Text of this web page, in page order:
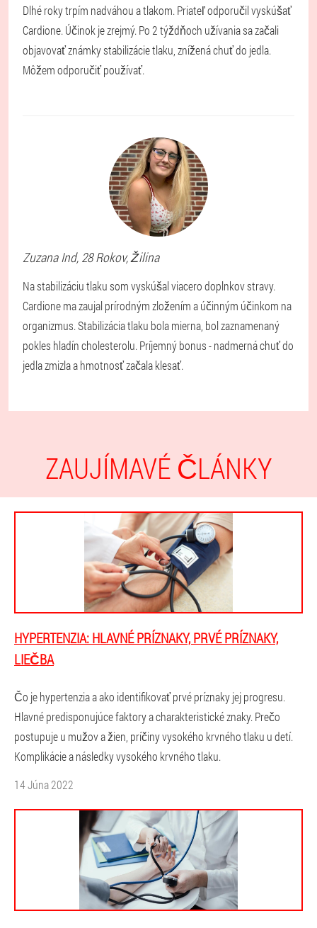
Dlhé roky trpím nadváhou a tlakom. Priateľ odporučil vyskúšať
Cardione. Účinok je zrejmý. Po 2 týždňoch užívania sa začali
objavovať známky stabilizácie tlaku, znížená chuť do jedla.
Môžem odporučiť používať.
Zuzana Ind, 28 Rokov,Žilina
Na stabilizáciu tlaku som vyskúšal viacero doplnkov stravy.
Cardione ma zaujal prírodným zložením a účinným účinkom na
organizmus. Stabilizácia tlaku bola mierna, bol zaznamenaný
pokles hladín cholesterolu. Príjemný bonus - nadmerná chuť do
jedla zmizla a hmotnosť začala klesať.
ZAUJÍMAVÉ ČLÁNKY
HYPERTENZIA: HLAVNÉ PRÍZNAKY, PRVÉ PRÍZNAKY,
LIEČBA
Čo je hypertenzia a ako identifikovať prvé príznaky jej progresu.
Hlavné predisponujúce faktory a charakteristické znaky. Prečo
postupuje u mužov a žien, príčiny vysokého krvného tlaku u detí.
Komplikácie a následky vysokého krvného tlaku.
14 Júna 2022